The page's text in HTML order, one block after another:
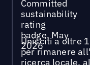
Unisciti a oltre
per rimanere
ricerca locale,